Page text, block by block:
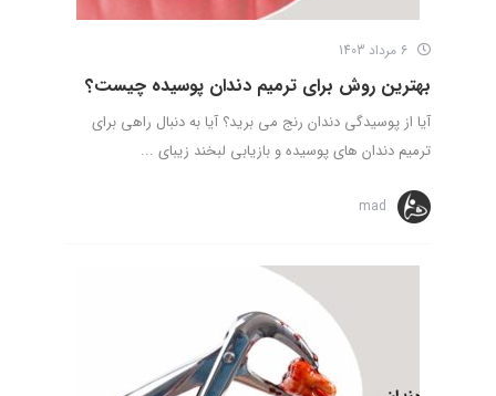
بهترین روش برای ترمیم دندان پوسیده چیست؟
آیا از پوسیدگی دندان رنج می برید؟ آیا به دنبال راهی برای
ترمیم دندان های پوسیده و بازیابی لبخند زیبای ...
mad